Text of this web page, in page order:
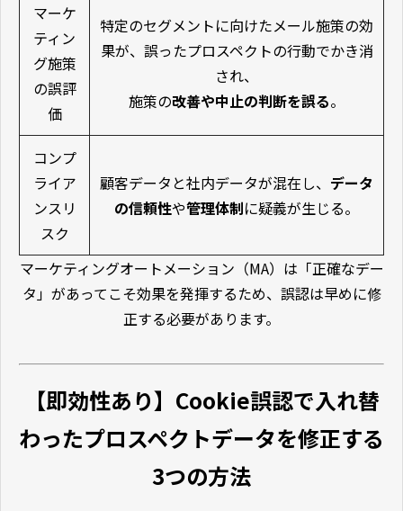
マーケ
ティン
グ施策
の誤評
価
特定のセグメントに向けたメール施策の効
果が、誤ったプロスペクトの行動でかき消
され、
施策の改善や中止の判断を誤る。
コンプ
ライア
ンスリ
スク
顧客データと社内データが混在し、 データ
の信頼性や管理体制に疑義が生じる。
マーケティングオートメーション（MA）は「正確なデー
タ」があってこそ効果を発揮するため、誤認は早めに修
正する必要があります。
【即効性あり】Cookie誤認で入れ替
わったプロスペクトデータを修正する
3つの方法